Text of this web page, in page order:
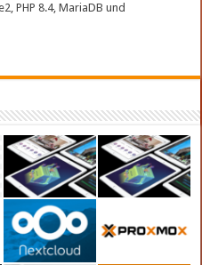
PHP 8.4, MariaDB und